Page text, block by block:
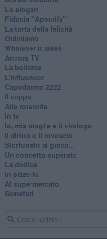
Lo slogan
Fiducia "Apocrifa"
La torta della felicità
Ottimismo
Whatever it takes
Ancora TV
La bellezza
L’Influencer
​Capodanno 2222
Il ceppo
Alla rotatoria
In tv
Io, mia moglie e il virologo
Il diritto e il rovescio
Sfortunato al gioco...
Un concetto superato
La dedica
In pizzeria
Al supermercato
Semafori